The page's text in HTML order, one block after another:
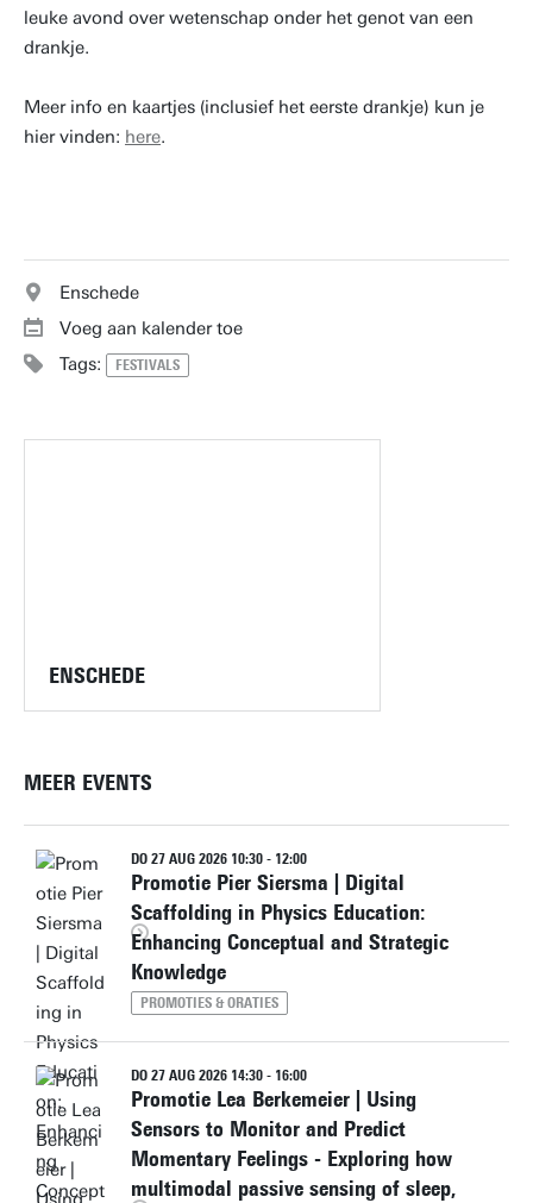
leuke avond over wetenschap onder het genot van een
drankje.
Meer info en kaartjes (inclusief het eerste drankje) kun je
hier vinden: here.
Enschede
Voeg aan kalender toe
Tags:
FESTIVALS
ENSCHEDE
MEER EVENTS
DO 27 AUG 2026 10:30 - 12:00
Promotie Pier Siersma | Digital
Scaffolding in Physics Education:
Enhancing Conceptual and Strategic
Knowledge
PROMOTIES & ORATIES
DO 27 AUG 2026 14:30 - 16:00
Promotie Lea Berkemeier | Using
Sensors to Monitor and Predict
Momentary Feelings - Exploring how
multimodal passive sensing of sleep,